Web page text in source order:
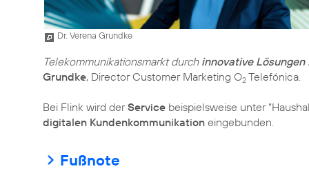
Dr. Verena Grundke
Telekommunikationsmarkt durch innovative Lösungen
Grundke, Director Customer Marketing O2 Telefónica.
Bei Flink wird derService beispielsweise unter
digitalen Kundenkommunikation eingebunden.
Fußnote